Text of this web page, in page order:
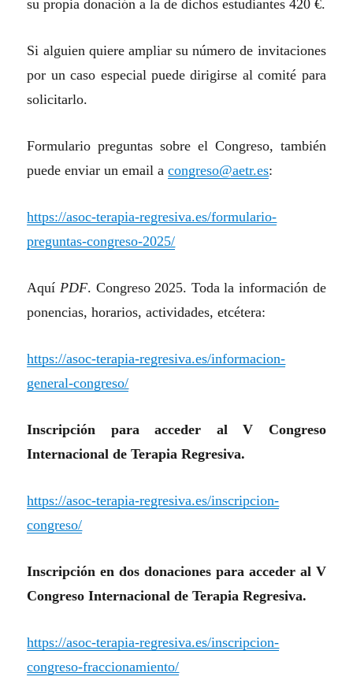
su propia donación a la de dichos estudiantes 420 €.
Si alguien quiere ampliar su número de invitaciones
por un caso especial puede dirigirse al comité para
solicitarlo.
Formulario preguntas sobre el Congreso, también
puede enviar un email acongreso@aetr.es:
https://asoc-terapia-regresiva.es/formulario-
preguntas-congreso-2025/
AquíPDF. Congreso 2025. Toda la información de
ponencias, horarios, actividades, etcétera:
https://asoc-terapia-regresiva.es/informacion-
general-congreso/
Inscripción para acceder al V Congreso
Internacional de Terapia Regresiva.
https://asoc-terapia-regresiva.es/inscripcion-
congreso/
Inscripción en dos donaciones para acceder al V
Congreso Internacional de Terapia Regresiva.
https://asoc-terapia-regresiva.es/inscripcion-
congreso-fraccionamiento/